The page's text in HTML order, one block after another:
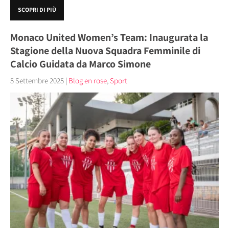
SCOPRI DI PIÙ
Monaco United Women’s Team: Inaugurata la
Stagione della Nuova Squadra Femminile di
Calcio Guidata da Marco Simone
5 Settembre 2025 | Blog en rose, Sport